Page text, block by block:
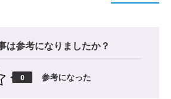
は参考になりましたか？
0 参考になった